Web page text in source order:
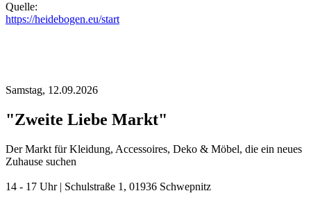
Quelle:
https://heidebogen.eu/start
Samstag, 12.09.2026
"Zweite Liebe Markt"
Der Markt für Kleidung, Accessoires, Deko & Möbel, die ein neues
Zuhause suchen
14 - 17 Uhr | Schulstraße 1, 01936 Schwepnitz